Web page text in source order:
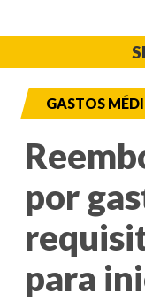
GASTOS
por
para